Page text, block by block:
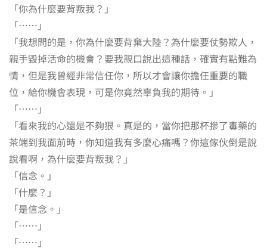
「你為什麼要背叛我？」
「……」
「我想問的是，你為什麼要背棄大陸？為什麼要仗勢欺人，
親手毀掉活命的機會？要我親口說出這種話，確實有點難為
情，但是我曾經非常信任你，所以才會讓你擔任重要的職
位，給你機會表現，可是你竟然辜負我的期待。」
「……」
「看來我的心還是不夠狠。真是的，當你把那杯摻了毒藥的
茶端到我面前時，你知道我有多麼心痛嗎？你這傢伙倒是說
說看啊，為什麼要背叛我？」
「信念。」
「什麼？」
「是信念。」
「……」
「……」